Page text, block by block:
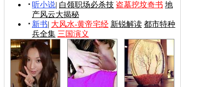
听小说| 白领职场必杀技 盗墓挖坟奇书 地
产风云大揭秘
新书| 大风水-黄帝宅经 新锐解读 都市特种
兵全集 三国演义